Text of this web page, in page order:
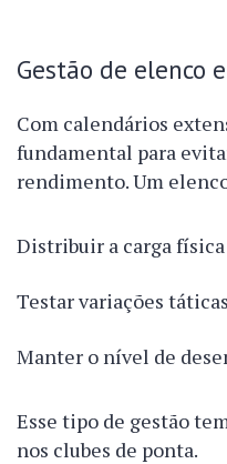
Gestão de elenco
Com calendários
fundamental para
rendimento. Um
Distribuir a carga
Testar variações
Manter o nível de
Esse tipo de gestão
nos clubes de ponta.